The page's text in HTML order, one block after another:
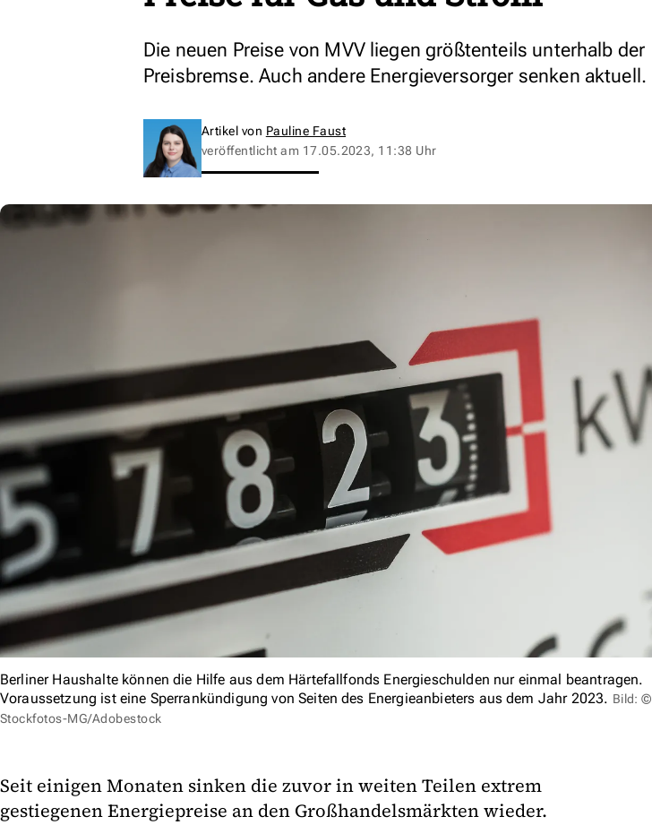
Die neuen Preise von MVV liegen größtenteils unterhalb der
Preisbremse. Auch andere Energieversorger senken aktuell.
Artikel von Pauline Faust
veröffentlicht am 17.05.2023, 11:38 Uhr
Berliner Haushalte können die Hilfe aus dem Härtefallfonds Energieschulden nur einmal beantragen.
Voraussetzung ist eine Sperrankündigung von Seiten des Energieanbieters aus dem Jahr 2023. Bild: ©
Stockfotos-MG/Adobestock
Seit einigen Monaten sinken die zuvor in weiten Teilen extrem
gestiegenen Energiepreise an den Großhandelsmärkten wieder.